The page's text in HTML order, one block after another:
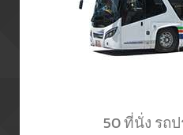
50 ที่นั่ง รถ